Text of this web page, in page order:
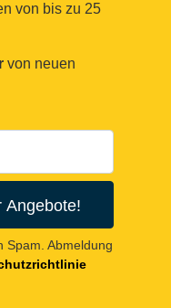
von bis zu 25
von neuen
Angebote!
Spam. Abmeldung